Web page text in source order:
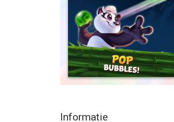
Check back often for new events
Use power ups to make smart
Match 3 bubbles & fill lanterns to
PLUS:
This game is social! Connect to
Enjoy special rewards & events all
Connect seamlessly across
Informatie